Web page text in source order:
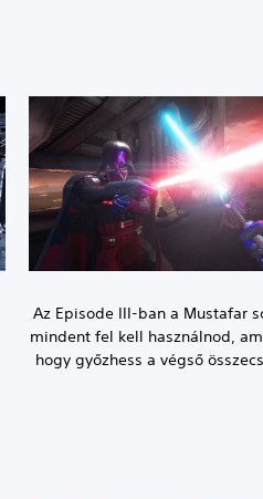
Az Episode III-ban a Mustafar
mindent fel kell használnod,
hogy győzhess a végső